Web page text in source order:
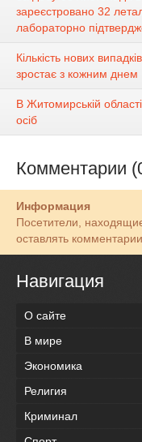
зареєстровано 32
лабораторно
Кількість нових
зростає з кожним днем
В Житомирській
осіб
Комментарии
Информация
Посетители,
оставлять
Навигация
О сайте
В мире
Экономика
Религия
Криминал